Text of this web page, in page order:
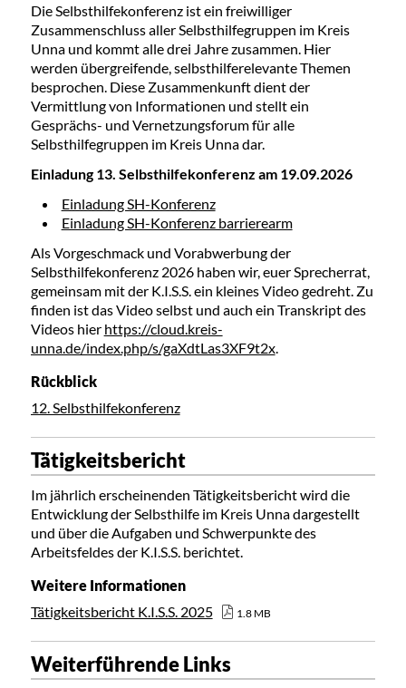
Die Selbsthilfekonferenz ist ein freiwilliger
Zusammenschluss aller Selbsthilfegruppen im Kreis
Unna und kommt alle drei Jahre zusammen. Hier
werden übergreifende, selbsthilferelevante Themen
besprochen. Diese Zusammenkunft dient der
Vermittlung von Informationen und stellt ein
Gesprächs- und Vernetzungsforum für alle
Selbsthilfegruppen im Kreis Unna dar.
Einladung 13. Selbsthilfekonferenz am 19.09.2026
Einladung SH-Konferenz
Einladung SH-Konferenz barrierearm
Als Vorgeschmack und Vorabwerbung der
Selbsthilfekonferenz 2026 haben wir, euer Sprecherrat,
gemeinsam mit der K.I.S.S. ein kleines Video gedreht. Zu
finden ist das Video selbst und auch ein Transkript des
Videos hier https://cloud.kreis-
unna.de/index.php/s/gaXdtLas3XF9t2x.
Rückblick
12. Selbsthilfekonferenz
Tätigkeitsbericht
Im jährlich erscheinenden Tätigkeitsbericht wird die
Entwicklung der Selbsthilfe im Kreis Unna dargestellt
und über die Aufgaben und Schwerpunkte des
Arbeitsfeldes der K.I.S.S. berichtet.
Weitere Informationen
Tätigkeitsbericht K.I.S.S. 2025
1.8 MB
Weiterführende Links